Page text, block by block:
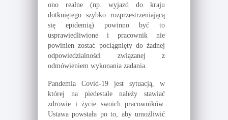
ono realne (np. wyjazd do kraju
dotkniętego szybko rozprzestrzeniającą
się epidemią) powinno być to
usprawiedliwione i pracownik nie
powinien zostać pociągnięty do żadnej
odpowiedzialności związanej z
odmówieniem wykonania zadania.
Pandemia Covid-19 jest sytuacją, w
której na piedestale należy stawiać
zdrowie i życie swoich pracowników.
Ustawa powstała po to, aby umożliwić